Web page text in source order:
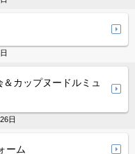
カップヌードルミュ
日
ーム